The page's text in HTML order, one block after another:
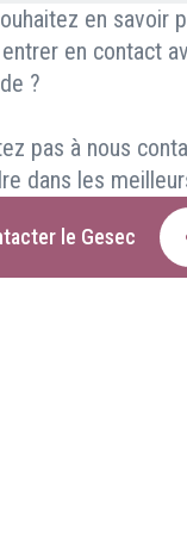
en savoir
en contact
?
pas à nous
dans les
le Gesec